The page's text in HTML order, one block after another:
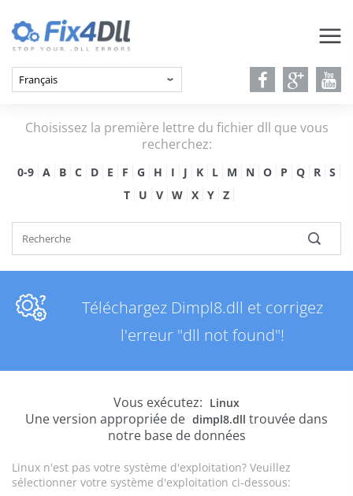
Choisissez la première lettre du fichier dll que vous
recherchez:
0-9 A B C D E F G H I J K L M N O P Q R
S
T
U V W X Y Z
Téléchargez Dimpl8.dll et corrigez
l'erreur "dll not found"!
Vous exécutez: Linux
Une version appropriée de dimpl8.dll trouvée dans
notre base de données
Linux n'est pas votre système d'exploitation? Veuillez
sélectionner votre système d'exploitation ci-dessous: